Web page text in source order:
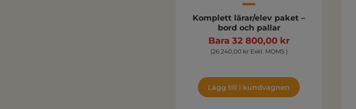
Komplett lärar/elev paket –
bord och pallar
Bara 32 800,00 kr
(26 240,00 kr Exkl. MOMS )
Lägg till i kundvagnen